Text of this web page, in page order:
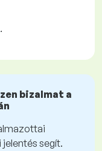
bizalmat a
segít.